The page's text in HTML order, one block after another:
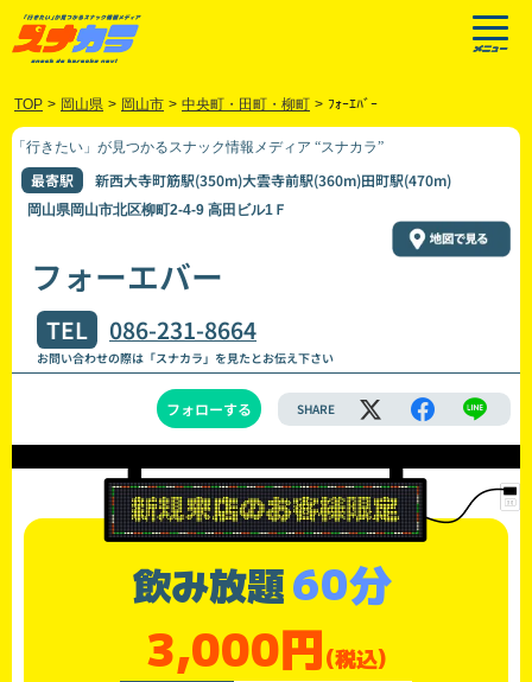
TOP > 岡山県 > 岡山市 > 中央町・田町・柳町 > ﾌｫｰｴﾊﾞｰ
「行きたい」が見つかるスナック情報メディア “スナカラ”
最寄駅 新西大寺町筋駅(350m)大雲寺前駅(360m)田町駅(470m)
岡山県岡山市北区柳町2-4-9 高田ビル1Ｆ
フォーエバー
TEL 086-231-8664
お問い合わせの際は「スナカラ」を見たとお伝え下さい
フォローする SHARE
飲み放題60分
3,000円(税込)